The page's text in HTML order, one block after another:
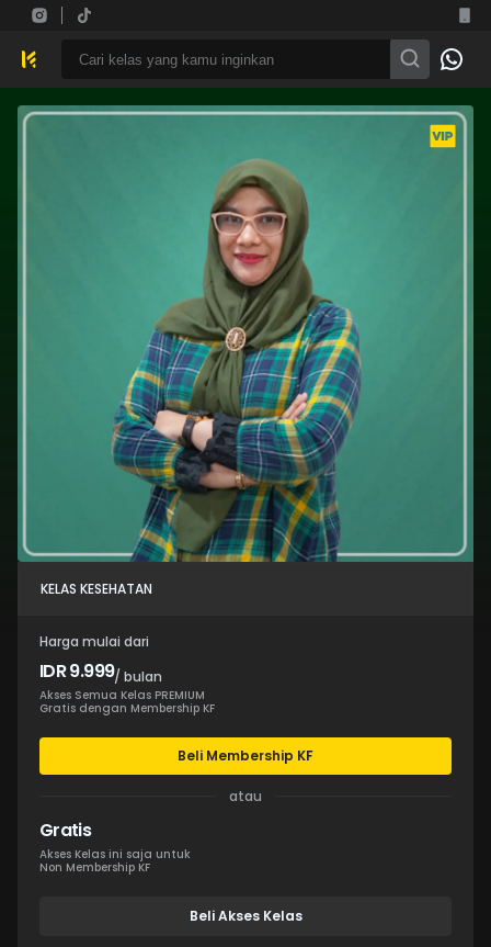
KELAS KESEHATAN
Harga mulai dari
IDR 9.999/ bulan
Akses Semua Kelas PREMIUM
Gratis dengan Membership KF
Beli Membership KF
atau
Gratis
Akses Kelas ini saja untuk
Non Membership KF
Beli Akses Kelas